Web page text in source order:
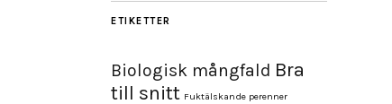
ETIKETTER
Biologisk mångfald Bra
till snitt Fuktälskande perenner